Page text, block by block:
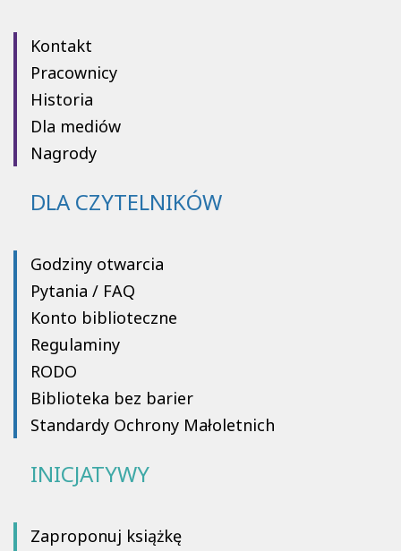
Kontakt
Pracownicy
Historia
Dla mediów
Nagrody
DLA CZYTELNIKÓW
Godziny otwarcia
Pytania / FAQ
Konto biblioteczne
Regulaminy
RODO
Biblioteka bez barier
Standardy Ochrony Małoletnich
INICJATYWY
Zaproponuj książkę